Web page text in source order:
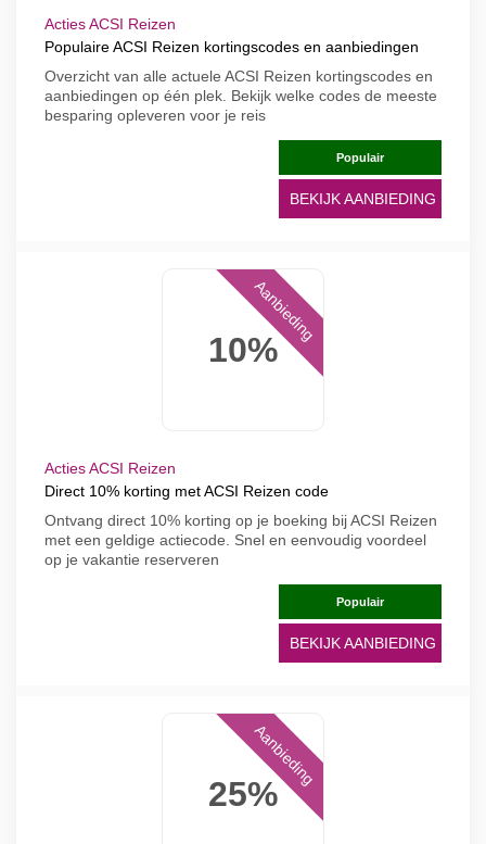
Acties ACSI Reizen
Populaire ACSI Reizen kortingscodes en aanbiedingen
Overzicht van alle actuele ACSI Reizen kortingscodes en
aanbiedingen op één plek. Bekijk welke codes de meeste
besparing opleveren voor je reis
Populair
BEKIJK AANBIEDING
10%
Aanbieding
Acties ACSI Reizen
Direct 10% korting met ACSI Reizen code
Ontvang direct 10% korting op je boeking bij ACSI Reizen
met een geldige actiecode. Snel en eenvoudig voordeel
op je vakantie reserveren
Populair
BEKIJK AANBIEDING
25%
Aanbieding